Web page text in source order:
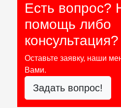
Есть вопрос?
помощь либо
консультация?
Оставьте заявку, наши
Вами.
Задать вопрос!